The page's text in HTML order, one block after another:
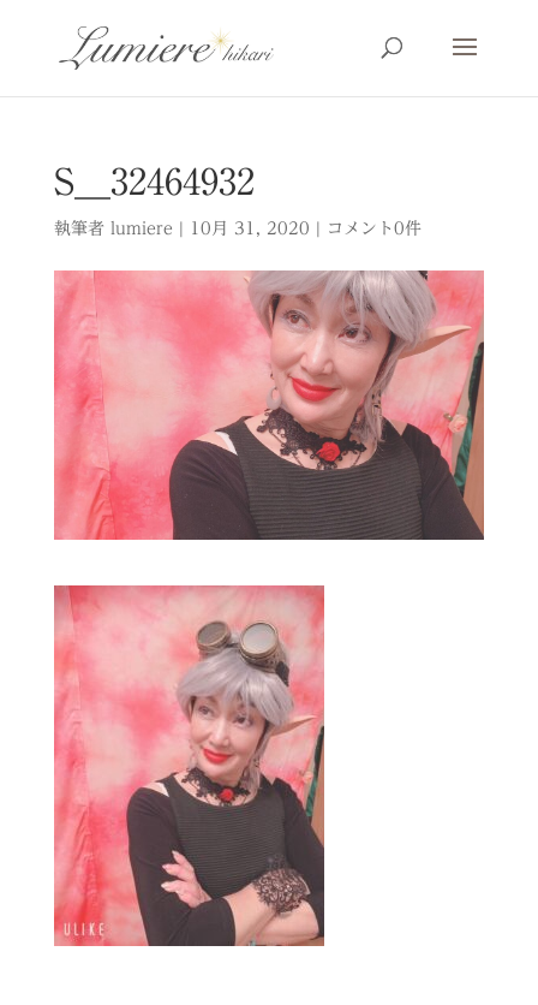
S__32464932
執筆者 lumiere 10月 31, 2020 コメント0件